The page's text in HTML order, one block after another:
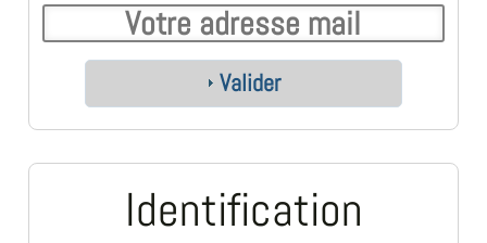
Valider
Identification